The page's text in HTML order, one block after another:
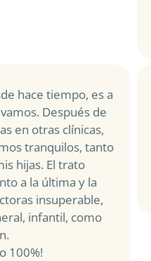
hace tiempo, es a
Después de
en otras clínicas,
tranquilos, tanto
hijas. El trato
a la última y la
insuperable,
infantil, como
100%!